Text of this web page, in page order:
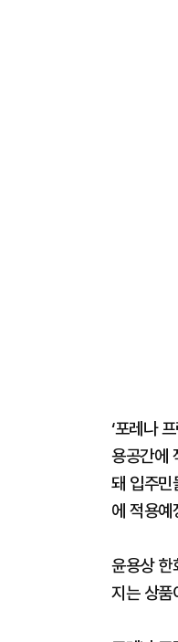
‘포레나
용공간에
돼 입주민
에 적용예
윤용상 한
지는 상품